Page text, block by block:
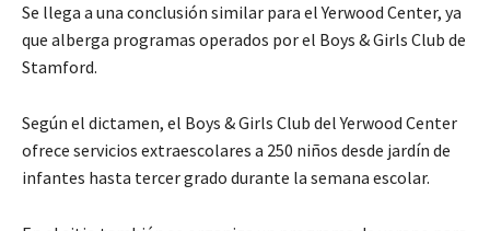
Se llega a una conclusión similar para elYerwood Center, ya
que alberga programas operados por el Boys & Girls Club de
Stamford.
Según el dictamen, el Boys & Girls Club delYerwood Center
ofrece servicios extraescolares a 250 niños desde jardín de
infantes hasta tercer grado durante la semana escolar.